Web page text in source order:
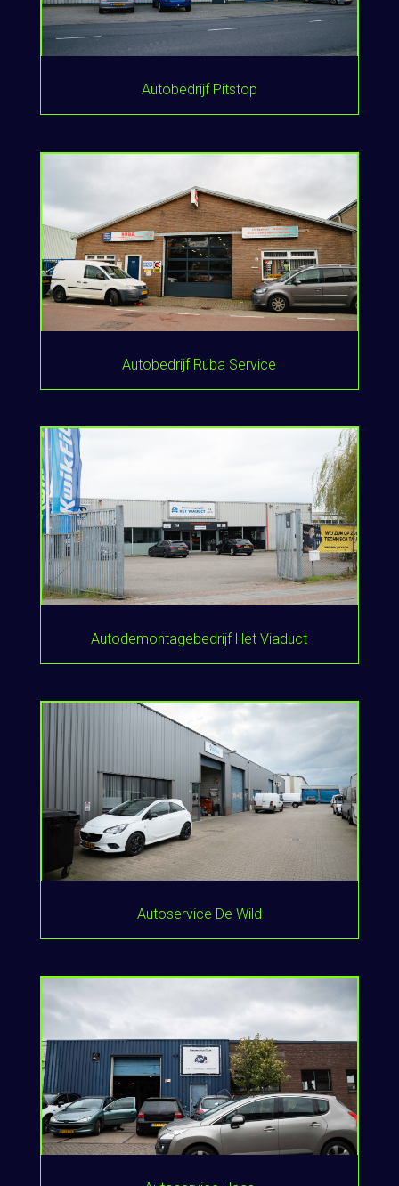
Autobedrijf Pitstop
Autobedrijf Ruba Service
Autodemontagebedrijf Het Viaduct
Autoservice De Wild